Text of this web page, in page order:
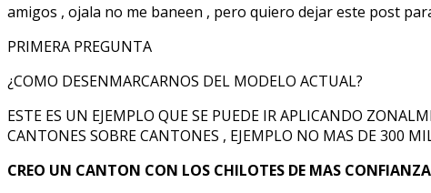
amigos , ojala no me baneen , pero quiero dejar este post
PRIMERA PREGUNTA
¿COMO DESENMARCARNOS DEL MODELO ACTUAL?
ESTE ES UN EJEMPLO QUE SE PUEDE IR APLICANDO
CANTONES SOBRE CANTONES , EJEMPLO NO MAS DE 300
CREO UN CANTON CON LOS CHILOTES DE MAS